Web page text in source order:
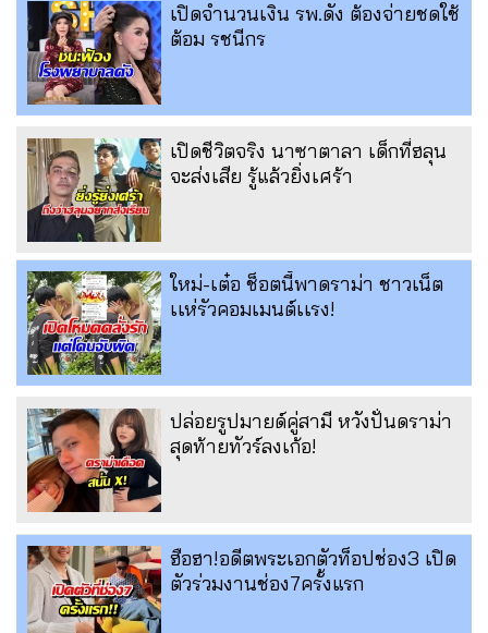
เปิดจำนวนเงิน รพ.ดัง ต้องจ่ายชดใช้
ต้อม รชนีกร
เปิดชีวิตจริง นาซาตาลา เด็กที่ฮลุน
จะส่งเสีย รู้แล้วยิ่งเศร้า
ใหม่-เต๋อ ช็อตนี้พาดราม่า ชาวเน็ต
เเห่รัวคอมเมนต์เเรง!
ปล่อยรูปมายด์คู่สามี หวังปั่นดราม่า
สุดท้ายทัวร์ลงเก้อ!
ฮือฮา!อดีตพระเอกตัวท็อปช่อง3 เปิด
ตัวร่วมงานช่อง7ครั้งแรก